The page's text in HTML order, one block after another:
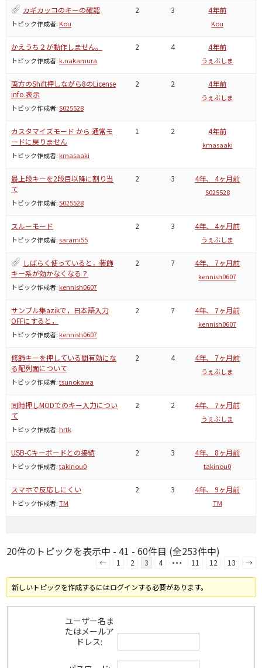
カギカッコのキーの確認
トピック作成者: Kou
2 3 4年前
Kou
かえうち２が動作しません。
トピック作成者: k.nakamura
2 4 4年前
うぇぶしま
両方のShift押しながら8のLicense
info.表示
トピック作成者:S025528
2 2 4年前
うぇぶしま
カスタマイズモード から 通常モ
ードに戻りません
トピック作成者: kmasaaki
1 2 4年前
kmasaaki
最上段キーを2段目以降に割り当
て
トピック作成者:S025528
2 3 4年、 4ヶ月前
S025528
スルーモード
トピック作成者:sarami55
2 3 4年、 4ヶ月前
うぇぶしま
しばらく使っていると，装飾
キー系が効かなくなる？
トピック作成者: kennish0607
2 7 4年、 7ヶ月前
kennish0607
サンプル集azikで，日本語入力
OFFにすると，
トピック作成者: kennish0607
2 7 4年、 7ヶ月前
kennish0607
修飾キーを押している間有効にな
る配列面について
トピック作成者:tsunokawa
2 4 4年、 7ヶ月前
うぇぶしま
同時押しMODでのキー入力につい
て
トピック作成者: hrtk
2 2 4年、 7ヶ月前
うぇぶしま
USB-Cキーボードとの接続
トピック作成者:takinou0
2 3 4年、 8ヶ月前
takinou0
スマホで反応しにくい
トピック作成者:TM
2 3 4年、 9ヶ月前
TM
20件のトピックを表示中 - 41 - 60件目 (全253件中)
← 1 2 3 4 … 11 12 13 →
新しいトピックを作成するにはログインする必要があります。
ユーザー名ま
たはメールア
ドレス: